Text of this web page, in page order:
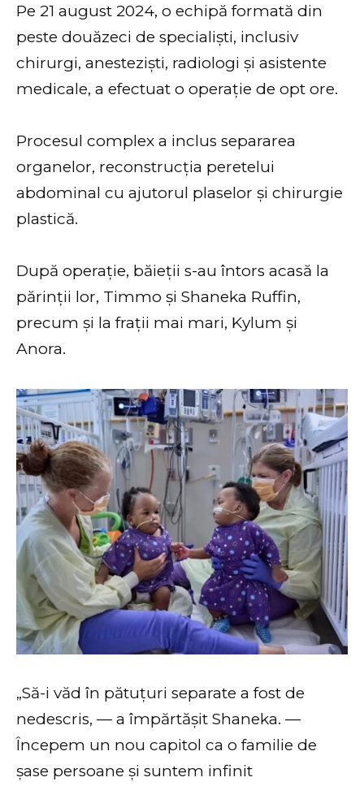
Pe 21 august 2024, o echipă formată din
peste douăzeci de specialiști, inclusiv
chirurgi, anesteziști, radiologi și asistente
medicale, a efectuat o operație de opt ore.
Procesul complex a inclus separarea
organelor, reconstrucția peretelui
abdominal cu ajutorul plaselor și chirurgie
plastică.
După operație, băieții s-au întors acasă la
părinții lor, Timmo și Shaneka Ruffin,
precum și la frații mai mari, Kylum și
Anora.
„Să-i văd în pătuțuri separate a fost de
nedescris, — a împărtășit Shaneka. —
Începem un nou capitol ca o familie de
șase persoane și suntem infinit